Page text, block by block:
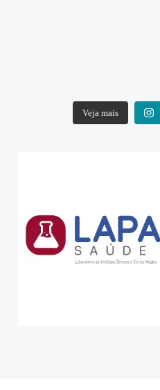
Veja mais